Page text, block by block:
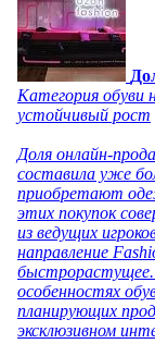
Категория обуви
устойчивый рост
Доля онлайн-
составила уже
приобретают
этих покупок
из ведущих
направление
быстрорастущее.
особенностях
планирующих
эксклюзивном